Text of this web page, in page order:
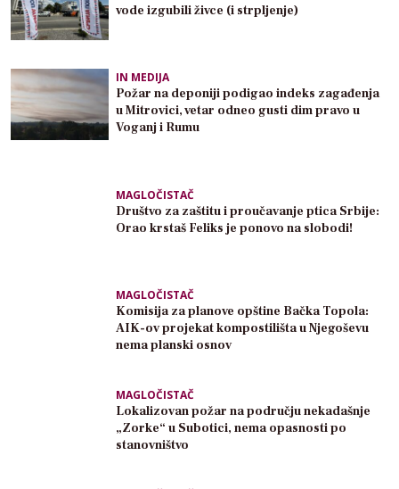
vode izgubili živce (i strpljenje)
IN MEDIJA
Požar na deponiji podigao indeks zagađenja
u Mitrovici, vetar odneo gusti dim pravo u
Voganj i Rumu
MAGLOČISTAČ
Društvo za zaštitu i proučavanje ptica Srbije:
Orao krstaš Feliks je ponovo na slobodi!
MAGLOČISTAČ
Komisija za planove opštine Bačka Topola:
AIK-ov projekat kompostilišta u Njegoševu
nema planski osnov
MAGLOČISTAČ
Lokalizovan požar na području nekadašnje
„Zorke“ u Subotici, nema opasnosti po
stanovništvo